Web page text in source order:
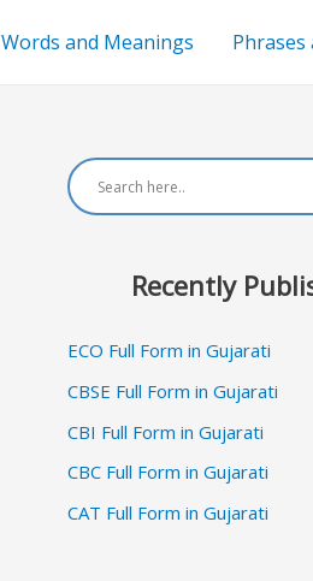
Words and Meanings Phrases
Recently
ECO Full Form in Gujarati
CBSE Full Form in Gujarati
CBI Full Form in Gujarati
CBC Full Form in Gujarati
CAT Full Form in Gujarati